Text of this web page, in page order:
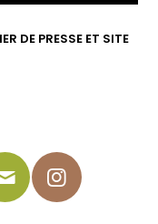
DE PRESSE ET SITE